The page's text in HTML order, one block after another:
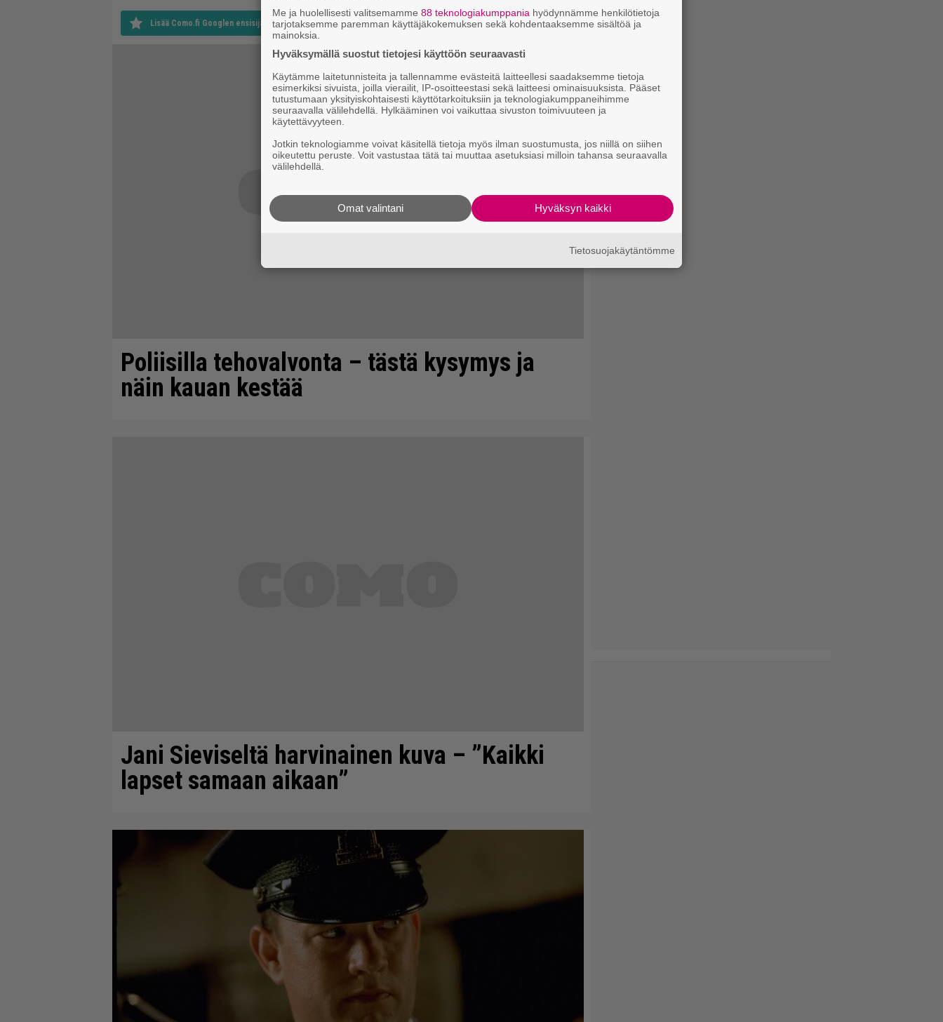
Lisää Como.fi Googlen ensisijaiseksi lähteeksi
Poliisilla tehovalvonta – tästä kysymys ja
näin kauan kestää
Jani Sieviseltä harvinainen kuva – ”Kaikki
lapset samaan aikaan”
Me ja huolellisesti valitsemamme 88 teknologiakumppania hyödynnämme henkilötietoja
tarjotaksemme paremman käyttäjäkokemuksen sekä kohdentaaksemme sisältöä ja
mainoksia.
Hyväksymällä suostut tietojesi käyttöön seuraavasti
Käytämme laitetunnisteita ja tallennamme evästeitä laitteellesi saadaksemme tietoja
esimerkiksi sivuista, joilla vierailit, IP-osoitteestasi sekä laitteesi ominaisuuksista. Pääset
tutustumaan yksityiskohtaisesti käyttötarkoituksiin ja teknologiakumppaneihimme
seuraavalla välilehdellä. Hylkääminen voi vaikuttaa sivuston toimivuuteen ja
käytettävyyteen.
Jotkin teknologiamme voivat käsitellä tietoja myös ilman suostumusta, jos niillä on siihen
oikeutettu peruste. Voit vastustaa tätä tai muuttaa asetuksiasi milloin tahansa seuraavalla
välilehdellä.
Hyväksyn kaikki
Omat valintani
Tietosuojakäytäntömme